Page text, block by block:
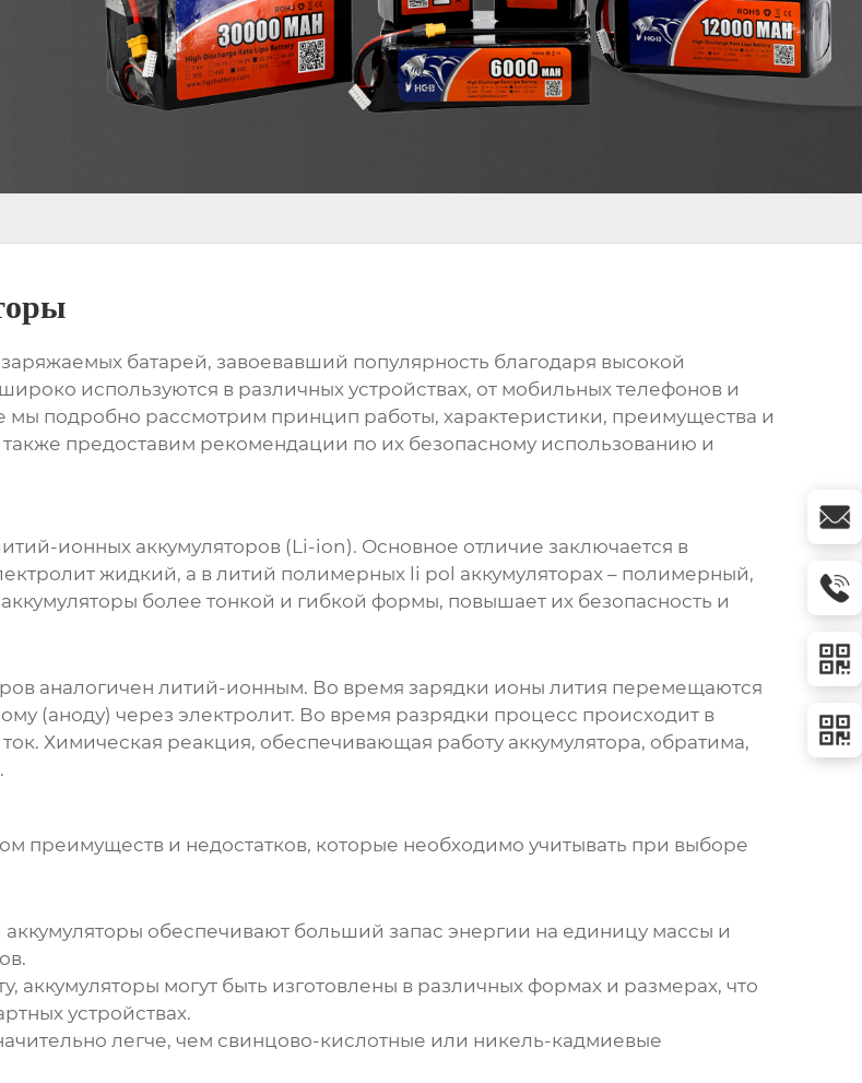
батарей, завоевавший популярность благодаря высокой
используются в различных устройствах, от мобильных телефонов и
мы подробно рассмотрим принцип работы, характеристики, преимущества и
также предоставим рекомендации по их безопасному использованию и
ионных аккумуляторов (Li-ion). Основное отличие заключается в
жидкий, а влитий полимерных li pol аккумуляторах– полимерный,
более тонкой и гибкой формы, повышает их безопасность и
аналогичен литий-ионным. Во время зарядки ионы лития перемещаются
(аноду) через электролит. Во время разрядки процесс происходит в
Химическая реакция, обеспечивающая работу аккумулятора, обратима,
преимуществ и недостатков, которые необходимо учитывать при выборе
обеспечивают больший запас энергии на единицу массы и
аккумуляторы могут быть изготовлены в различных формах и размерах, что
устройствах.
легче, чем свинцово-кислотные или никель-кадмиевые